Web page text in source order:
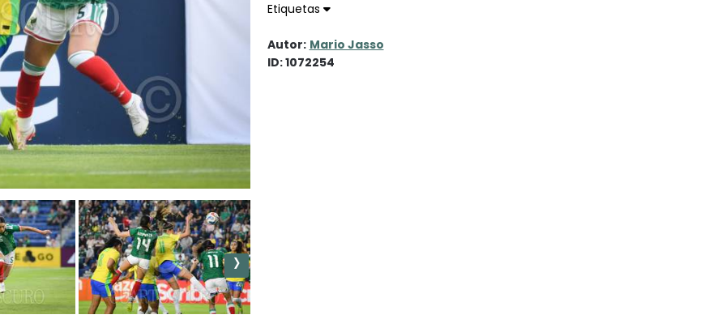
›
Etiquetas
Autor: Mario Jasso
ID: 1072254